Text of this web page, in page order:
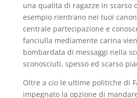
una qualita di ragazze in scarso
esempio rientrano nei tuoi
centrale partecipazione e
fanciulla mediamente carina
bombardata di messaggi nella
sconosciuti, spesso ed scarso
Oltre a cio le ultime politiche di
impegnato la opzione di